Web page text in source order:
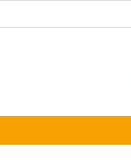
OSOBNÍCH ÚDAJŮ